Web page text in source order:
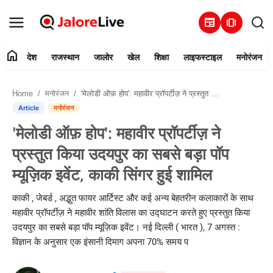
newspaper amp_stories
संपर्क करें
देश
राजस्थान
जालोर
खेल
home देश राजस्थान जालोर खेल शिक्षा लाइफस्टाइल मनोरंजन
Home मनोरंजन 'मेलोडी ऑफ़ होप': महावीर प्रॉपर्टीज़ ने प्रस्तुत किया उदयपुर का सबसे बड़ा पॉप म्यूज़िक इवेंट, काकी सिंगर हुई शामिल
Article मनोरंजन
'मेलोडी ऑफ़ होप': महावीर प्रॉपर्टीज़ ने
प्रस्तुत किया उदयपुर का सबसे बड़ा पॉप
म्यूज़िक इवेंट, काकी सिंगर हुई शामिल
काकी , जेबर्ड , अद्भुत फायर आर्टिस्ट और कई अन्य बेहतरीन कलाकारों के साथ
महावीर प्रॉपर्टीज़ ने महावीर शांति विलास का उद्घाटन करते हुए प्रस्तुत किया
उदयपुर का सबसे बड़ा पॉप म्यूज़िक इवेंट। नई दिल्ली ( भारत ), 7 अगस्त :
विज्ञान के अनुसार एक इंसानी दिमाग अपना 70% समय प